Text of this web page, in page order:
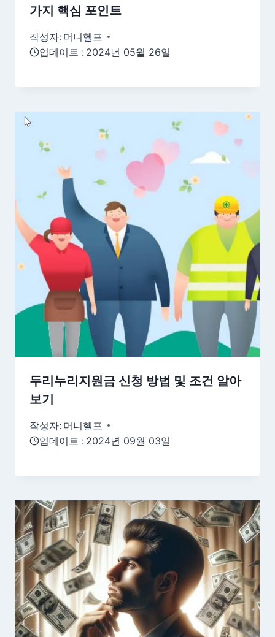
가지 핵심 포인트
작성자: 머니헬프
업데이트 : 2024년 05월 26일
두리누리지원금 신청 방법 및 조건 알아
보기
작성자: 머니헬프
업데이트 : 2024년 09월 03일